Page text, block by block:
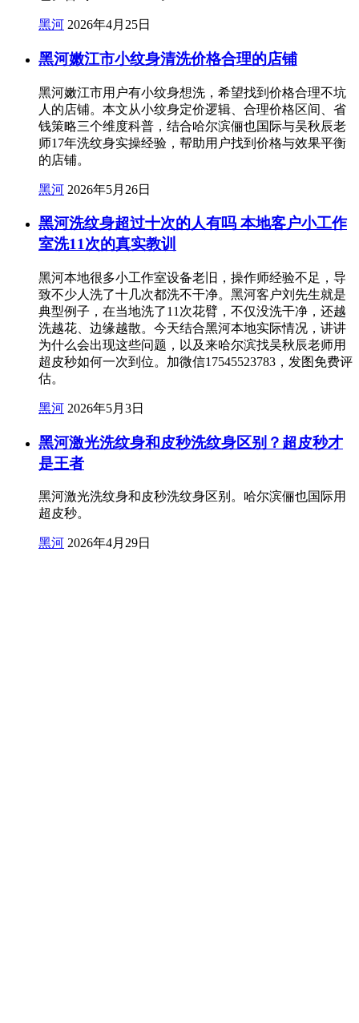
黑河 2026年4月25日
黑河嫩江市小纹身清洗价格合理的店铺
黑河嫩江市用户有小纹身想洗，希望找到价格合理不坑
人的店铺。本文从小纹身定价逻辑、合理价格区间、省
钱策略三个维度科普，结合哈尔滨俪也国际与吴秋辰老
师17年洗纹身实操经验，帮助用户找到价格与效果平衡
的店铺。
黑河 2026年5月26日
黑河洗纹身超过十次的人有吗 本地客户小工作
室洗11次的真实教训
黑河本地很多小工作室设备老旧，操作师经验不足，导
致不少人洗了十几次都洗不干净。黑河客户刘先生就是
典型例子，在当地洗了11次花臂，不仅没洗干净，还越
洗越花、边缘越散。今天结合黑河本地实际情况，讲讲
为什么会出现这些问题，以及来哈尔滨找吴秋辰老师用
超皮秒如何一次到位。加微信17545523783，发图免费评
估。
黑河 2026年5月3日
黑河激光洗纹身和皮秒洗纹身区别？超皮秒才
是王者
黑河激光洗纹身和皮秒洗纹身区别。哈尔滨俪也国际用
超皮秒。
黑河 2026年4月29日